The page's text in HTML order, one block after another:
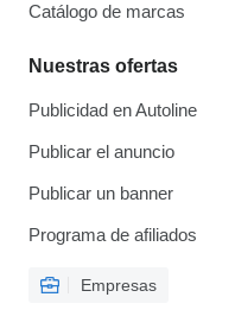
Catálogo de marcas
Nuestras ofertas
Publicidad en Autoline
Publicar el anuncio
Publicar un banner
Programa de afiliados
Empresas